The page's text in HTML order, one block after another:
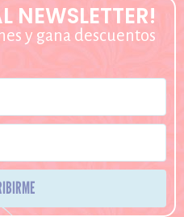
NEWSLETTER!
y gana descuentos